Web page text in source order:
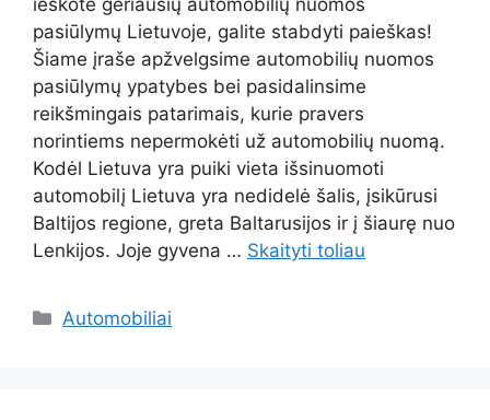
pasiūlymų Lietuvoje, galite stabdyti paieškas!
Šiame įraše apžvelgsime automobilių nuomos
pasiūlymų ypatybes bei pasidalinsime
reikšmingais patarimais, kurie pravers
norintiems nepermokėti už automobilių nuomą.
Kodėl Lietuva yra puiki vieta išsinuomoti
automobilį Lietuva yra nedidelė šalis, įsikūrusi
Baltijos regione, greta Baltarusijos ir į šiaurę nuo
Lenkijos. Joje gyvena … Skaityti toliau
Kategorijos
Automobiliai